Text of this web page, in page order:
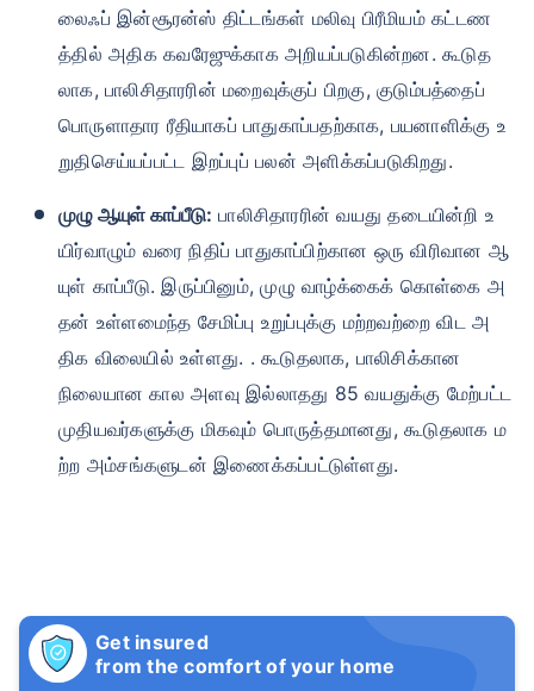
லைஃப் இன்சூரன்ஸ் திட்டங்கள் மலிவு பிரீமியம் கட்டண
த்தில் அதிக கவரேஜுக்காக அறியப்படுகின்றன. கூடுத
லாக, பாலிசிதாரரின் மறைவுக்குப் பிறகு, குடும்பத்தைப்
பொருளாதார ரீதியாகப் பாதுகாப்பதற்காக, பயனாளிக்கு உ
றுதிசெய்யப்பட்ட இறப்புப் பலன் அளிக்கப்படுகிறது.
முழு ஆயுள் காப்பீடு: பாலிசிதாரரின் வயது தடையின்றி உ
யிர்வாழும் வரை நிதிப் பாதுகாப்பிற்கான ஒரு விரிவான ஆ
யுள் காப்பீடு. இருப்பினும், முழு வாழ்க்கைக் கொள்கை அ
தன் உள்ளமைந்த சேமிப்பு உறுப்புக்கு மற்றவற்றை விட அ
திக விலையில் உள்ளது. . கூடுதலாக, பாலிசிக்கான
நிலையான கால அளவு இல்லாதது 85 வயதுக்கு மேற்பட்ட
முதியவர்களுக்கு மிகவும் பொருத்தமானது, கூடுதலாக ம
ற்ற அம்சங்களுடன் இணைக்கப்பட்டுள்ளது.
Get insured
from the comfort of your home